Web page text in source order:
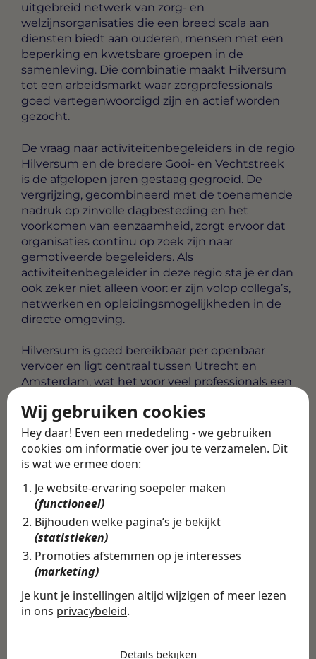
Wij gebruiken cookies
Hey daar! Even een mededeling - we gebruiken
cookies om informatie over jou te verzamelen. Dit
is wat we ermee doen:
Je website-ervaring soepeler maken
(functioneel)
Bijhouden welke pagina’s je bekijkt
(statistieken)
Promoties afstemmen op je interesses
(marketing)
Je kunt je instellingen altijd wijzigen of meer lezen
in ons privacybeleid.
Details bekijken
uitgebreid netwerk van zorg- en
welzijnsorganisaties die een breed scala aan
diensten biedt aan ouderen, mensen met een
beperking en kwetsbare groepen in de
samenleving. Die combinatie maakt Hilversum
tot een arbeidsmarkt waar zorgprofessionals
goed vertegenwoordigd zijn en actief worden
gezocht.
De vraag naar activiteitenbegeleiders in de regio
Hilversum en de bredere Gooi- en Vechtstreek
is de afgelopen jaren gestaag gegroeid. De
vergrijzing, gecombineerd met de toenemende
nadruk op zinvolle dagbesteding en het
voorkomen van eenzaamheid, zorgt ervoor dat
organisaties continu op zoek zijn naar
gemotiveerde begeleiders. Als
activiteitenbegeleider in deze regio sta je er dan
ook zeker niet alleen voor: er zijn volop collega’s,
netwerken en opleidingsmogelijkheden in de
directe omgeving.
Hilversum is goed bereikbaar per openbaar
vervoer en ligt centraal tussen Utrecht en
Amsterdam, wat het voor veel professionals een
regio zelf komt of van iets verder weg reist, de
bereikbaarheid van de stad werkt in jouw
voordeel.
Terug
Deel deze vacature
Vind de volledige
Swipe4Work app